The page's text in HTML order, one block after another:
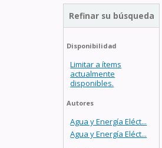
Refinar su búsqueda
Disponibilidad
Limitar a ítems
actualmente
disponibles.
Autores
Agua y Energía Eléct...
Agua y Energía Eléct...